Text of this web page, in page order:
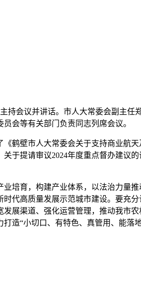
会议并讲话。市人大常委会副主任
会等有关部门负责同志列席会议。
壁市人大常委会关于支持商业航
于提请审议2024年度重点督办建议
培育，构建产业体系，以法治力量
代高质量发展示范城市建设。要充
展渠道、强化运营管理，推动我市
“小切口、有特色、真管用、能落